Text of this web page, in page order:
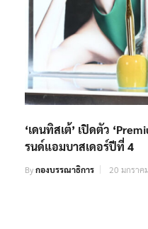
‘เดนทิสเต้’ เปิดตัว
รนด์แอมบาสเดอร์ปีที่ 4
Byกองบรรณาธิการ 20 มกราค